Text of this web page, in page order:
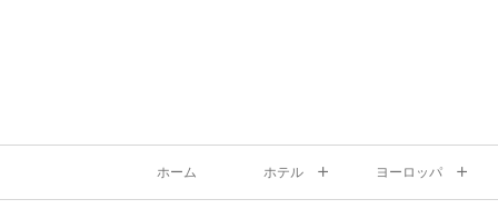
ホーム ホテル ヨーロッパ